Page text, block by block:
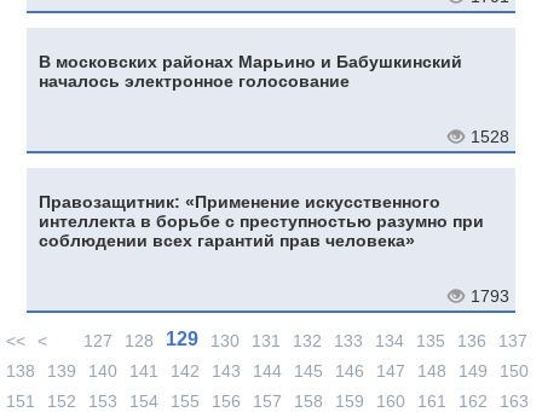
В московских районах Марьино и Бабушкинский
началось электронное голосование
1528
Правозащитник: «Применение искусственного
интеллекта в борьбе с преступностью разумно при
соблюдении всех гарантий прав человека»
1793
<< < 127 128 129 130 131 132 133 134 135 136
137
138
139 140 141 142 143 144 145 146 147 148 149
150
151
152 153 154 155 156 157 158 159 160 161 162
163